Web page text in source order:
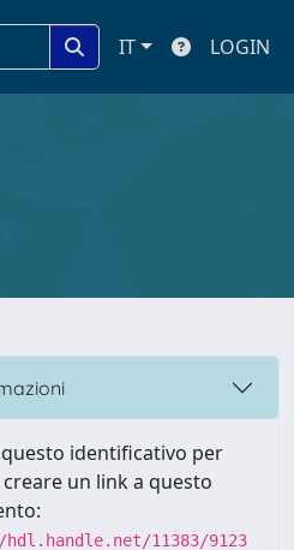
IT LOGIN
identificativo per
un link a questo
11383/9123